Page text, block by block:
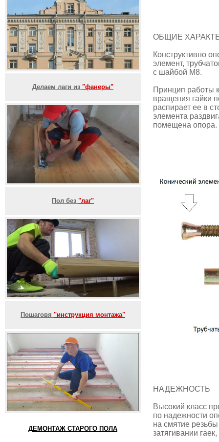
Делаем лаги из "фанеры"
Пол без "лаг"
Пошаговя "инструкция монтажа"
ДЕМОНТАЖ СТАРОГО ПОЛА
ОБЩИЕ
Конструктивно
элемент,
с шайбой М8.
Принцип работы
вращения гайки
распирает ее в
элемента
помещена опора.
НАДЕЖНОСТЬ
Высокий класс
по надежности
на смятие
затягивании